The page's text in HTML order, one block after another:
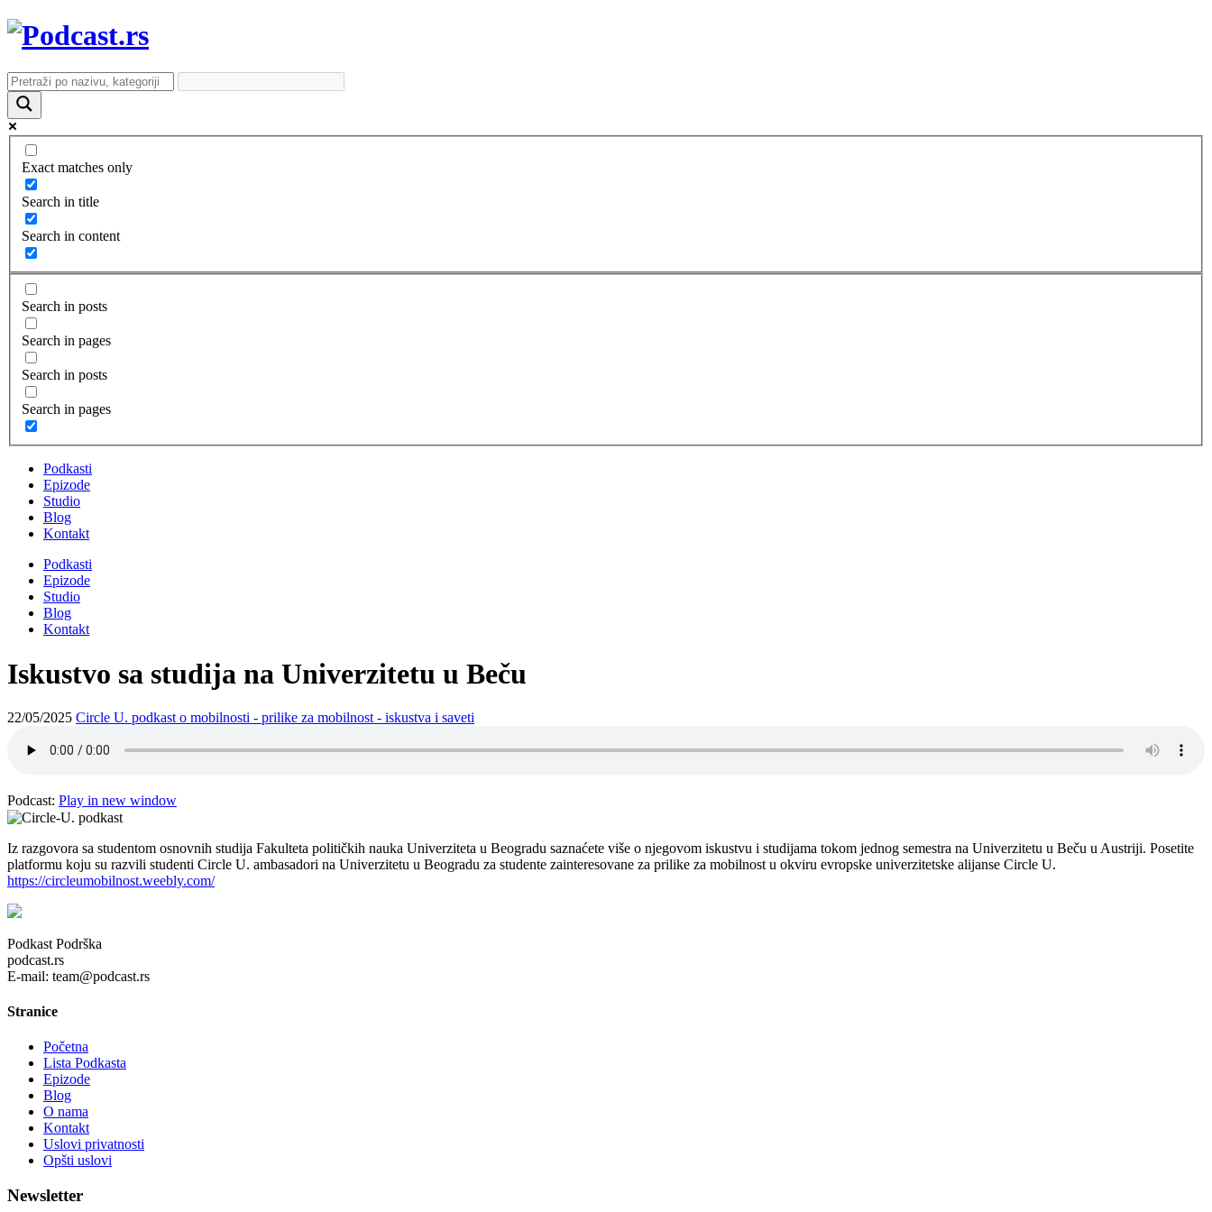
Exact matches only
Search in title
Search in content
Search in posts
Search in pages
Search in posts
Search in pages
Podkasti
Epizode
Studio
Blog
Kontakt
Podkasti
Epizode
Studio
Blog
Kontakt
Iskustvo sa studija na Univerzitetu u Beču
22/05/2025 Circle U. podkast o mobilnosti - prilike za mobilnost - iskustva i saveti
Podcast: Play in new window
Iz razgovora sa studentom osnovnih studija Fakulteta političkih nauka Univerziteta u Beogradu saznaćete više o njegovom iskustvu i studijama tokom jednog semestra na Univerzitetu u Beču u Austriji. Posetite
platformu koju su razvili studenti Circle U. ambasadori na Univerzitetu u Beogradu za studente zainteresovane za prilike za mobilnost u okviru evropske univerzitetske alijanse Circle U.
https://circleumobilnost.weebly.com/
Podkast Podrška
podcast.rs
E-mail: team@podcast.rs
Stranice
Početna
Lista Podkasta
Epizode
Blog
O nama
Kontakt
Uslovi privatnosti
Opšti uslovi
Newsletter